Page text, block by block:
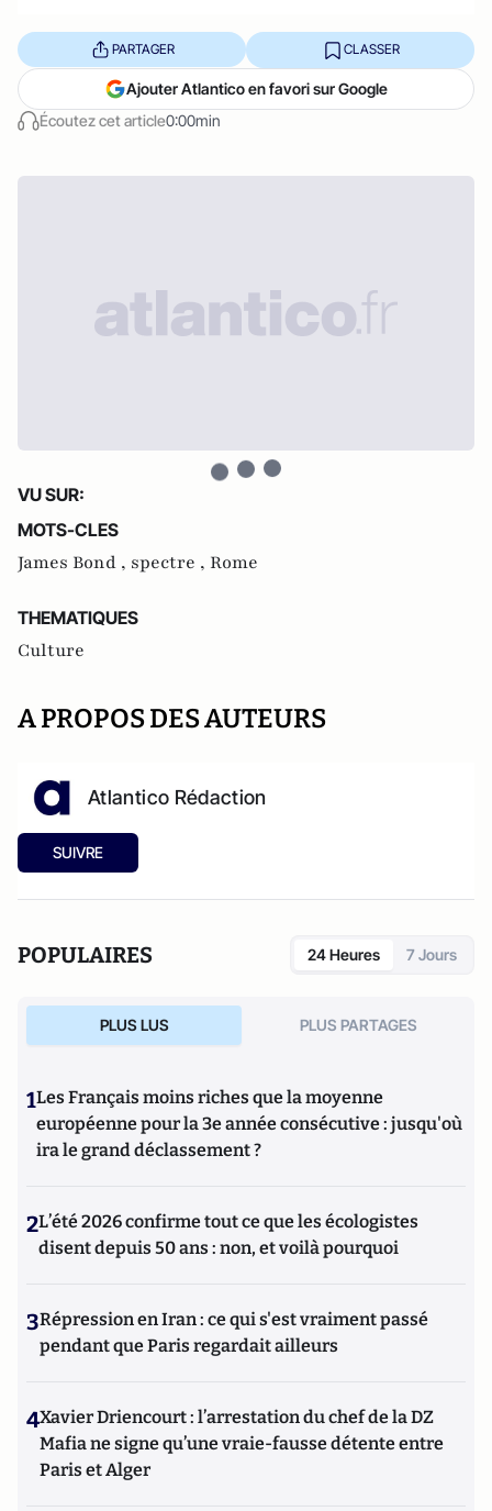
Écoutez cet article0:00min
PARTAGER CLASSER
Ajouter Atlantico en favori sur Google
VU SUR:
MOTS-CLES
James Bond , spectre , Rome
THEMATIQUES
Culture
A PROPOS DES AUTEURS
Atlantico Rédaction
SUIVRE
POPULAIRES 24 Heures 7 Jours
PLUS LUS PLUS PARTAGES
1Les Français moins riches que la moyenne
européenne pour la 3e année consécutive : jusqu'où
ira le grand déclassement ?
2L’été 2026 confirme tout ce que les écologistes
disent depuis 50 ans : non, et voilà pourquoi
3Répression en Iran : ce qui s'est vraiment passé
pendant que Paris regardait ailleurs
4Xavier Driencourt : l’arrestation du chef de la DZ
Mafia ne signe qu’une vraie-fausse détente entre
Paris et Alger